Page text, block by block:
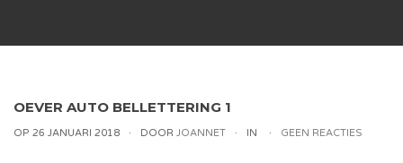
OEVER AUTO BELLETTERING 1
OP 26 JANUARI 2018 DOOR JOANNET IN GEEN REACTIES